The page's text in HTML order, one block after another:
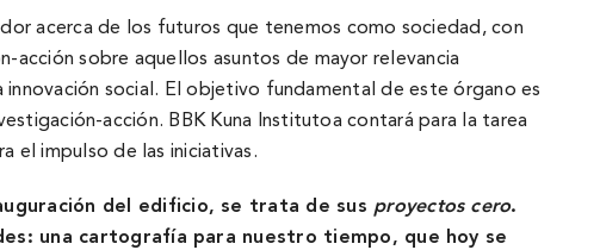
acerca de los futuros que tenemos como sociedad, con
acción sobre aquellos asuntos de mayor relevancia
social. El objetivo fundamental de este órgano es
acción. BBK Kuna Institutoa contará para la tarea
el impulso de las iniciativas.
del edificio, se trata de sus proyectos cero.
una cartografí­a para nuestro tiempo, que hoy se